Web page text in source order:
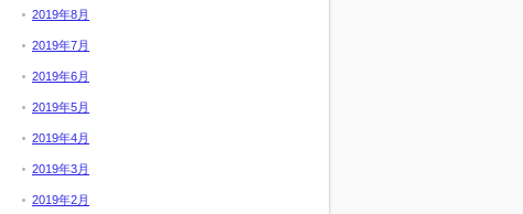
2019年8月
2019年7月
2019年6月
2019年5月
2019年4月
2019年3月
2019年2月